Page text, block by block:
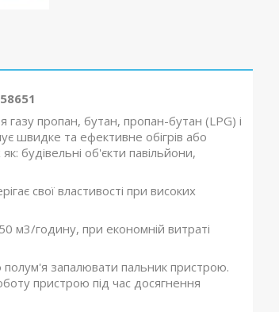
газу пропан, бутан, пропан-бутан (LPG) і
швидке та ефективне обігрів або
будівельні об'єкти павільйони,
свої властивості при високих
м3/годину, при економній витраті
полум'я запалювати пальник пристрою.
пристрою під час досягнення